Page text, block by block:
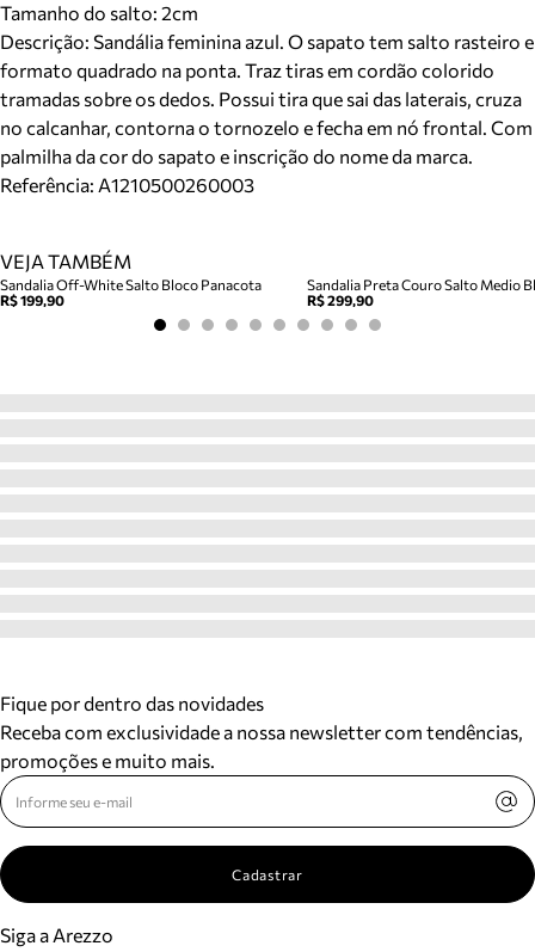
Tamanho do salto: 2cm
Descrição: Sandália feminina azul. O sapato tem salto rasteiro e
formato quadrado na ponta. Traz tiras em cordão colorido
tramadas sobre os dedos. Possui tira que sai das laterais, cruza
no calcanhar, contorna o tornozelo e fecha em nó frontal. Com
palmilha da cor do sapato e inscrição do nome da marca.
Referência: A1210500260003
VEJA TAMBÉM
Sandalia Off-White Salto Bloco Panacota
R$ 199,90
Sandalia Preta Couro Salto Medio
R$ 299,90
Fique por dentro das novidades
Receba com exclusividade a nossa newsletter com tendências,
promoções e muito mais.
Cadastrar
Siga a Arezzo